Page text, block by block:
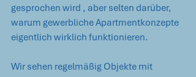
gesprochen wird , aber selten darüber,
warum gewerbliche Apartmentkonzepte
eigentlich wirklich funktionieren.
Wir sehen regelmäßig Objekte mit